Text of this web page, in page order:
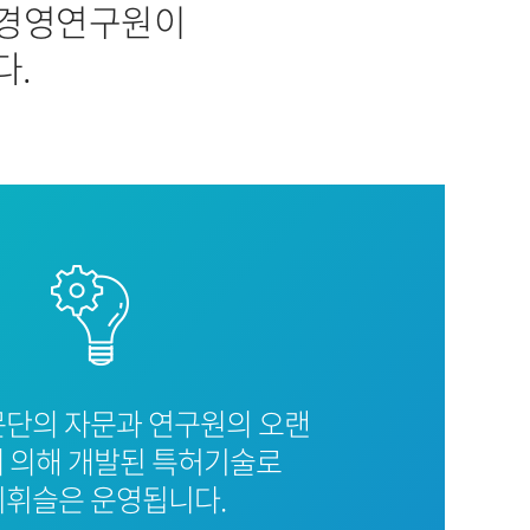
영연구원이
.
의 자문과 연구원의 오랜
해 개발된 특허기술로
슬은 운영됩니다.